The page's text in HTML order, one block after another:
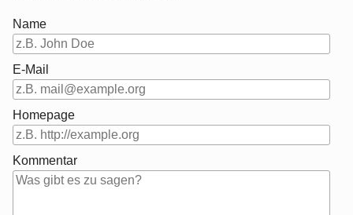
Name
E-Mail
Homepage
Kommentar